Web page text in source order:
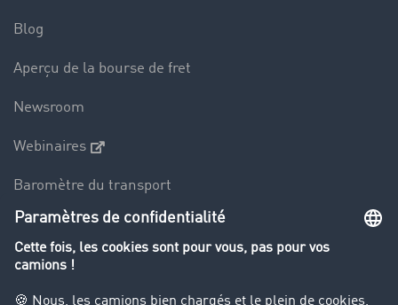
Blog
Aperçu de la bourse de fret
Newsroom
Webinaires
Baromètre du transport
Le dictionnaire du transport
Interdiction de circulation des poids lourds